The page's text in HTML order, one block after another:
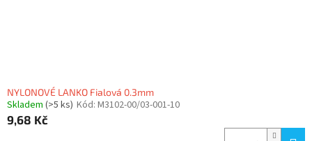
NYLONOVÉ LANKO Fialová 0.3mm
Skladem (>5 ks) Kód: M3102-00/03-001-10
9,68 Kč